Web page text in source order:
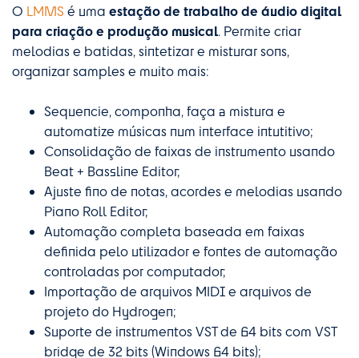
O LMMS é uma estação de trabalho de áudio digital
para criação e produção musical. Permite criar
melodias e batidas, sintetizar e misturar sons,
organizar samples e muito mais:
Sequencie, componha, faça a mistura e
automatize músicas num interface intutitivo;
Consolidação de faixas de instrumento usando
Beat + Bassline Editor;
Ajuste fino de notas, acordes e melodias usando
Piano Roll Editor;
Automação completa baseada em faixas
definida pelo utilizador e fontes de automação
controladas por computador;
Importação de arquivos MIDI e arquivos de
projeto do Hydrogen;
Suporte de instrumentos VST de 64 bits com VST
bridge de 32 bits (Windows 64 bits);